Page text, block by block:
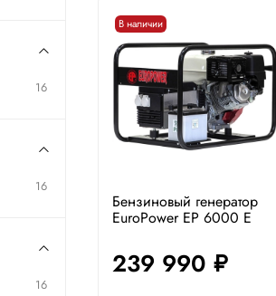
В наличии
Бензиновый генератор
EuroPower EP 6000 E
239 990 руб.
16
16
16